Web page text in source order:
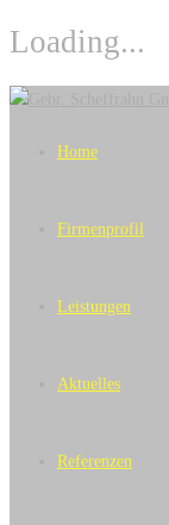
Loading...
Skip
Home
Firmenprofil
Leistungen
Aktuelles
Referenzen